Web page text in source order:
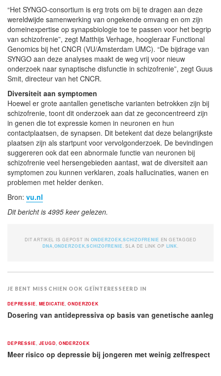
“Het SYNGO-consortium is erg trots om bij te dragen aan deze
wereldwijde samenwerking van ongekende omvang en om zijn
domeinexpertise op synapsbiologie toe te passen voor het begrip
van schizofrenie”, zegt Matthijs Verhage, hoogleraar Functional
Genomics bij het CNCR (VU/Amsterdam UMC). “De bijdrage van
SYNGO aan deze analyses maakt de weg vrij voor nieuw
onderzoek naar synaptische disfunctie in schizofrenie”, zegt Guus
Smit, directeur van het CNCR.
Diversiteit aan symptomen
Hoewel er grote aantallen genetische varianten betrokken zijn bij
schizofrenie, toont dit onderzoek aan dat ze geconcentreerd zijn
in genen die tot expressie komen in neuronen en hun
contactplaatsen, de synapsen. Dit betekent dat deze belangrijkste
plaatsen zijn als startpunt voor vervolgonderzoek. De bevindingen
suggereren ook dat een abnormale functie van neuronen bij
schizofrenie veel hersengebieden aantast, wat de diversiteit aan
symptomen zou kunnen verklaren, zoals hallucinaties, wanen en
problemen met helder denken.
Bron: vu.nl
Dit bericht is 4995 keer gelezen.
DIT ARTIKEL IS GEPOST IN ONDERZOEK ,SCHIZOFRENIE EN GETAGGED
DNA ONDERZOEK ,SCHIZOFRENIE . SLA DE LINK OP LINK
JE BENT MISSCHIEN OOK GEÏNTERESSEERD IN
DEPRESSIE MEDICATIE ,ONDERZOEK
Dosering van antidepressiva op basis van genetische aanleg
DEPRESSIE JEUGD ONDERZOEK
Meer risico op depressie bij jongeren met weinig zelfrespect